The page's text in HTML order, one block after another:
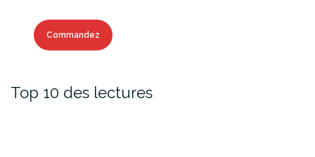
Commandez
Top 10 des lectures